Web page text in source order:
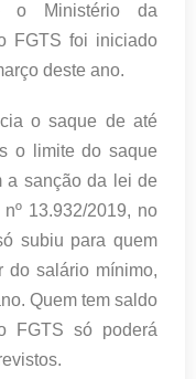
o Ministério da
FGTS foi iniciado
ço deste ano.
o saque de até
o limite do saque
a sanção da lei de
13.932/2019, no
subiu para quem
do salário mínimo,
Quem tem saldo
FGTS só poderá